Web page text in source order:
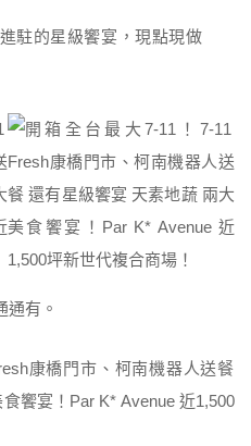
駐的星級饗宴，現點現做
通有。